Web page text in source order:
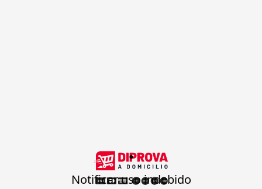
.
Notificar uso indebido